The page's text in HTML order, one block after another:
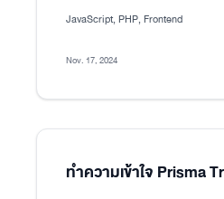
JavaScript, PHP, Frontend
Nov. 17, 2024
ทำความเข้าใจ Prisma